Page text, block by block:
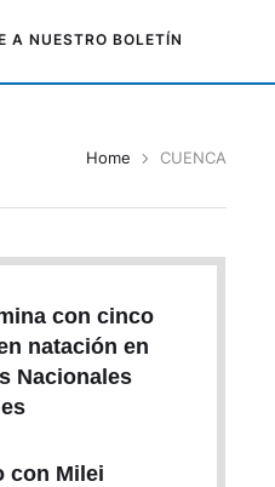
A NUESTRO BOLETÍN
Home CUENCA
con cinco
natación en
Nacionales
con Milei